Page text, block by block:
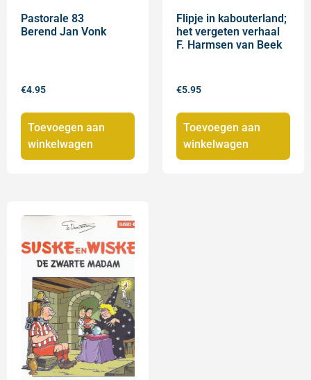
Pastorale 83
Berend Jan Vonk
€4.95
Toevoegen aan
winkelwagen
Flipje in kabouterland;
het vergeten verhaal
F. Harmsen van Beek
€5.95
Toevoegen aan
winkelwagen